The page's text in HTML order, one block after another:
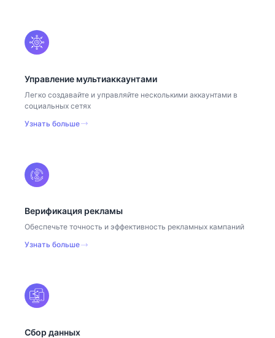
Управление мультиаккаунтами
Легко создавайте и управляйте несколькими аккаунтами в
социальных сетях
Узнать больше
Верификация рекламы
Обеспечьте точность и эффективность рекламных кампаний
Узнать больше
Сбор данных